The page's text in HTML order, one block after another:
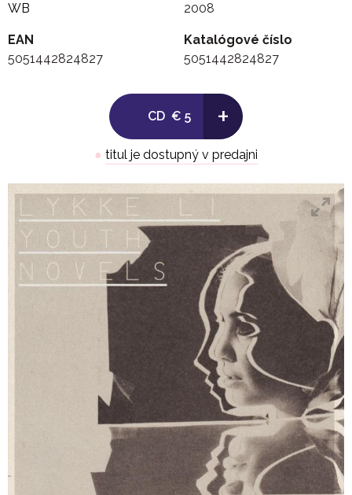
WB
2008
EAN
5051442824827
Katalógové číslo
5051442824827
CD € 5 +
● titul je dostupný v predajni